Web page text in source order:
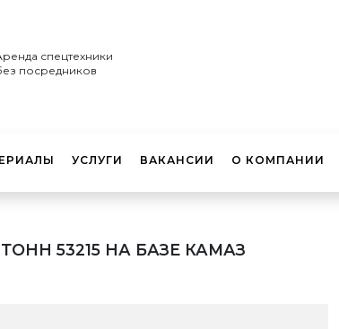
спецтехники
посредников
УСЛУГИ ВАКАНСИИ О КОМПАНИИ
53215 НА БАЗЕ КАМАЗ